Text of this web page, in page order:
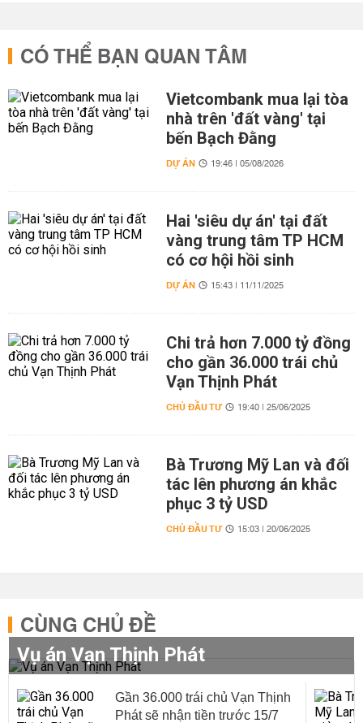
CÓ THỂ BẠN QUAN TÂM
Vietcombank mua lại tòa
nhà trên 'đất vàng' tại
bến Bạch Đằng
DỰ ÁN 19:46 | 05/08/2026
Hai 'siêu dự án' tại đất
vàng trung tâm TP HCM
có cơ hội hồi sinh
DỰ ÁN 15:43 | 11/11/2025
Chi trả hơn 7.000 tỷ đồng
cho gần 36.000 trái chủ
Vạn Thịnh Phát
CHỦ ĐẦU TƯ 19:40 | 25/06/2025
Bà Trương Mỹ Lan và đối
tác lên phương án khắc
phục 3 tỷ USD
CHỦ ĐẦU TƯ 15:03 | 20/06/2025
CÙNG CHỦ ĐỀ
Vụ án Vạn Thịnh Phát
Gần 36.000 trái chủ Vạn Thịnh
Phát sẽ nhận tiền trước 15/7